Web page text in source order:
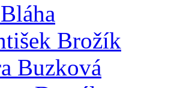
Brožík
Buzková